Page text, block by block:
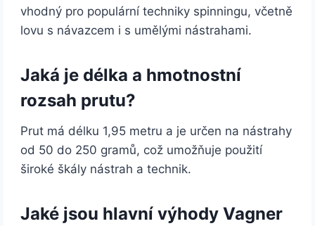
vhodný pro populární techniky spinningu, včetně
lovu s návazcem i s umělými nástrahami.
Jaká je délka a hmotnostní
rozsah prutu?
Prut má délku 1,95 metru a je určen na nástrahy
od 50 do 250 gramů, což umožňuje použití
široké škály nástrah a technik.
Jaké jsou hlavní výhody Vagner